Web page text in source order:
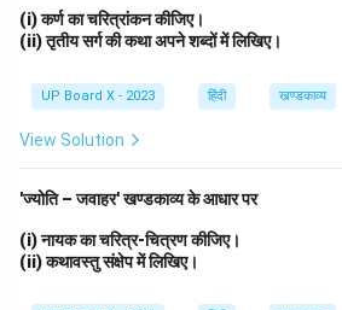
(i) कर्ण का चरित्रांकन कीजिए।
(ii) तृतीय सर्ग की कथा अपने शब्दों में लिखिए।
UP Board X - 2023 हिंदी खण्डकाव्य
View Solution
'ज्योति – जवाहर' खण्डकाव्य के आधार पर
(i) नायक का चरित्र-चित्रण कीजिए।
(ii) कथावस्तु संक्षेप में लिखिए।